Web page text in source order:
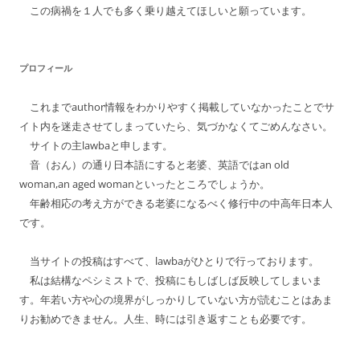
この病禍を１人でも多く乗り越えてほしいと願っています。
プロフィール
これまでauthor情報をわかりやすく掲載していなかったことでサ
イト内を迷走させてしまっていたら、気づかなくてごめんなさい。
サイトの主lawbaと申します。
音（おん）の通り日本語にすると老婆、英語ではan old
woman,an aged womanといったところでしょうか。
年齢相応の考え方ができる老婆になるべく修行中の中高年日本人
です。
当サイトの投稿はすべて、lawbaがひとりで行っております。
私は結構なペシミストで、投稿にもしばしば反映してしまいま
す。年若い方や心の境界がしっかりしていない方が読むことはあま
りお勧めできません。人生、時には引き返すことも必要です。